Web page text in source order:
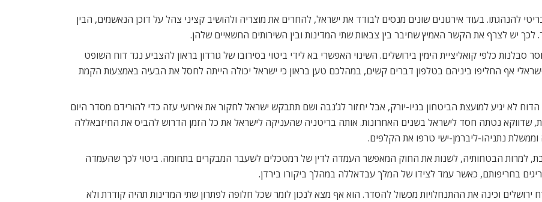
להנהגתו. בעוד אירגונים שונים מנסים לבודד את ישראל, להחרים את מוצריה ולהושיב קציני צהל על דוכן הנאשמים, הבין
יש לצרף את הקשר האמיץ שחיבר בין צבאות שתי המדינות ובין השירותים החשאיים שלהן.
סבלנות כלפי קואליציית הימין בירושלים. השינוי האפשרי בא לידי ביטוי בסירובו של גורדון בראון להצביע נגד דוח השופט
אף החליפו ביניהם בטלפון דברים קשים, במהלכם טען בראון כי ישראל יכולה הייתה לחסל את הבעיה באמצעות הקמת
לא יגיע למועצת הביטחון בניו-יורק, אבל יחזור לג’נבה ושם תתבקש ישראל לחקור את אירועי עזה כדי להורידם מסדר היום
שדווקא נטתה חסד לישראל בשנים האחרונות. אותה בריטניה שהעניקה לישראל את כל הזמן הדרוש להביס את החיזבאללה
נתניהו-ליברמן-ישי טרפו את הקלפים.
למרות הבטחותיה, לשנות את החוק המאפשר העמדה לדין של רמטכלים לשעבר המבקרים בתחומה. ביטוי לכך שהעמדה
בחריפותם, כאשר עמד לצידו של המלך עבדאללה במהלך ביקורו בירדן.
ירושלים וכינה את ההתנחלויות מכשול להסדר. הוא אף מצא לנכון לומר שכל חלופה לפתרון שתי המדינות תהיה קודרת ולא